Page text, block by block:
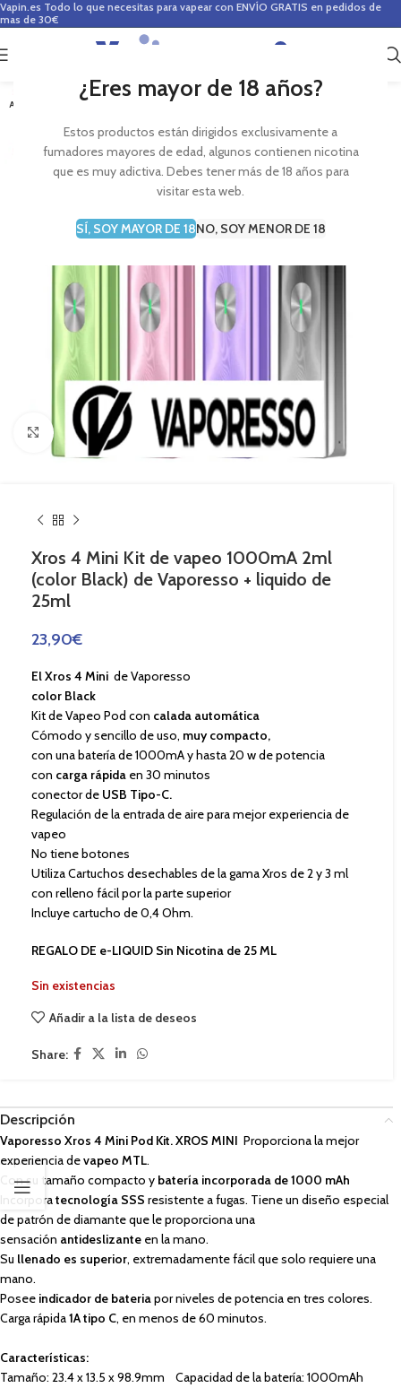
¿Eres mayor de 18 años?
Estos productos están dirigidos exclusivamente a
fumadores mayores de edad, algunos contienen nicotina
que es muy adictiva. Debes tener más de 18 años para
visitar esta web.
SÍ, SOY MAYOR DE 18NO, SOY MENOR DE 18
Vapin.es Todo lo que necesitas para vapear con ENVÍO GRATIS en pedidos de
mas de 30€
0
AGOTADO
Haga Click para agrandar
Xros 4 Mini Kit de vapeo 1000mA 2ml
(color Black) de Vaporesso + liquido de
25ml
23,90€
El Xros 4 Mini de Vaporesso
color Black
Kit de Vapeo Pod con calada automática
Cómodo y sencillo de uso, muy compacto,
con una batería de 1000mA y hasta 20 w de potencia
con carga rápida en 30 minutos
conector de USB Tipo-C.
Regulación de la entrada de aire para mejor experiencia de
vapeo
No tiene botones
Utiliza Cartuchos desechables de la gama Xros de 2 y 3 ml
con relleno fácil por la parte superior
Incluye cartucho de 0,4 Ohm.
REGALO DE e-LIQUID Sin Nicotina de 25 ML
Sin existencias
Añadir a la lista de deseos
Share:
Descripción
Vaporesso Xros 4 Mini Pod Kit. XROS MINI Proporciona la mejor
experiencia devapeo MTL.
Con su tamaño compacto y batería incorporada de 1000 mAh
Incorporatecnología SSS resistente a fugas. Tiene un diseño especial
de patrón de diamante que le proporciona una
sensación antideslizante en la mano.
Su llenado es superior, extremadamente fácil que solo requiere una
mano.
Posee indicador de bateriapor niveles de potencia en tres colores.
Carga rápida1A tipo C, en menos de 60 minutos.
Características:
Tamaño: 23.4 x 13.5 x 98.9mm Capacidad de la batería: 1000mAh